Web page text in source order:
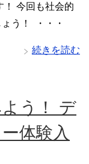
！ 今回も社会的
う！ ・・・
続きを読む
う！ デ
体験入